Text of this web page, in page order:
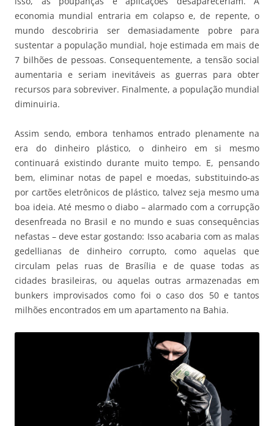
economia mundial entraria em colapso e, de repente, o
mundo descobriria ser demasiadamente pobre para
sustentar a população mundial, hoje estimada em mais de
7 bilhões de pessoas. Consequentemente, a tensão social
aumentaria e seriam inevitáveis as guerras para obter
recursos para sobreviver. Finalmente, a população mundial
diminuiria.
Assim sendo, embora tenhamos entrado plenamente na
era do dinheiro plástico, o dinheiro em si mesmo
continuará existindo durante muito tempo. E, pensando
bem, eliminar notas de papel e moedas, substituindo-as
por cartões eletrônicos de plástico, talvez seja mesmo uma
boa ideia. Até mesmo o diabo – alarmado com a corrupção
desenfreada no Brasil e no mundo e suas consequências
nefastas – deve estar gostando: Isso acabaria com as malas
gedellianas de dinheiro corrupto, como aquelas que
circulam pelas ruas de Brasília e de quase todas as
cidades brasileiras, ou aquelas outras armazenadas em
bunkers improvisados como foi o caso dos 50 e tantos
milhões encontrados em um apartamento na Bahia.